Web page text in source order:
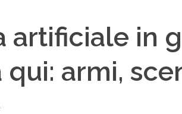
artificiale in
armi,